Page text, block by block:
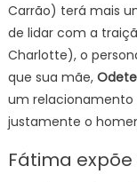
Carrão) terá mais
de lidar com a
Charlotte), o
que sua mãe,
um relacionamento
justamente o
Fátima